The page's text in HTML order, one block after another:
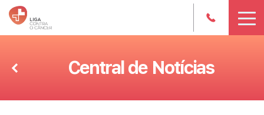
Central de Notícias